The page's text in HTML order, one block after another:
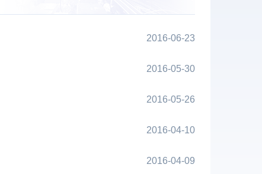
2016-06-23
2016-05-30
2016-05-26
2016-04-10
2016-04-09